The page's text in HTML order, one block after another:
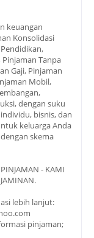
keuangan
Konsolidasi
Tanpa
Gaji, Pinjaman
Mobil,
dengan suku
bisnis, dan
keluarga Anda
skema
- KAMI
lebih lanjut:
pinjaman;